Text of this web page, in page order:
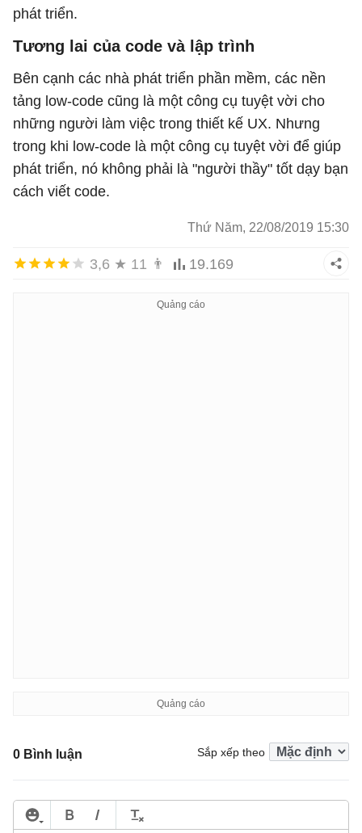
phát triển.
Tương lai của code và lập trình
Bên cạnh các nhà phát triển phần mềm, các nền
tảng low-code cũng là một công cụ tuyệt vời cho
những người làm việc trong thiết kế UX. Nhưng
trong khi low-code là một công cụ tuyệt vời để giúp
phát triển, nó không phải là "người thầy" tốt dạy bạn
cách viết code.
Thứ Năm, 22/08/2019 15:30
3,6 ★ 11 👨 19.169
0 Bình luận Sắp xếp theo